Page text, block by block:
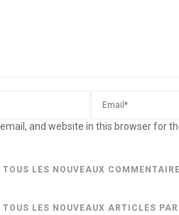
and website in this browser for
TOUS LES NOUVEAUX
TOUS LES NOUVEAUX ARTICLES